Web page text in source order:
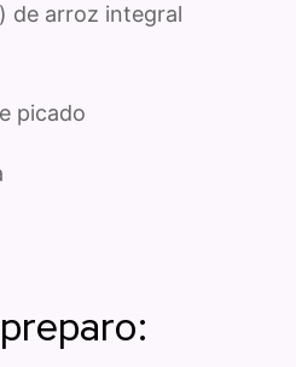
de arroz integral
picado